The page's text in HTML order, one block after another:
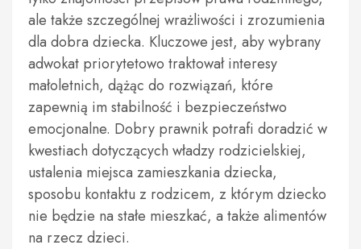
ale także szczególnej wrażliwości i zrozumienia
dla dobra dziecka. Kluczowe jest, aby wybrany
adwokat priorytetowo traktował interesy
małoletnich, dążąc do rozwiązań, które
zapewnią im stabilność i bezpieczeństwo
emocjonalne. Dobry prawnik potrafi doradzić w
kwestiach dotyczących władzy rodzicielskiej,
ustalenia miejsca zamieszkania dziecka,
sposobu kontaktu z rodzicem, z którym dziecko
nie będzie na stałe mieszkać, a także alimentów
na rzecz dzieci.